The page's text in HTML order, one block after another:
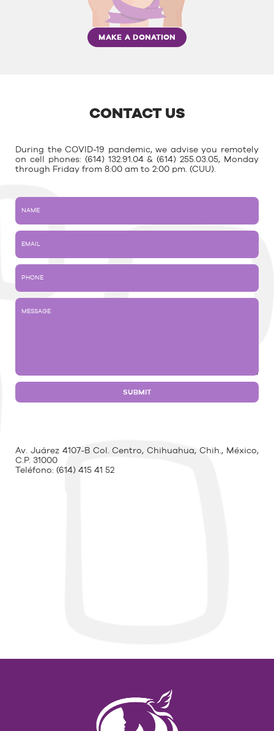
MAKE A DONATION
CONTACT US
During the COVID-19 pandemic, we advise you remotely
on cell phones: (614) 132.91.04 & (614) 255.03.05, Monday
through Friday from 8:00 am to 2:00 pm. (CUU).
Av. Juárez 4107-B Col. Centro, Chihuahua, Chih., México,
C.P. 31000
Teléfono: (614) 415 41 52